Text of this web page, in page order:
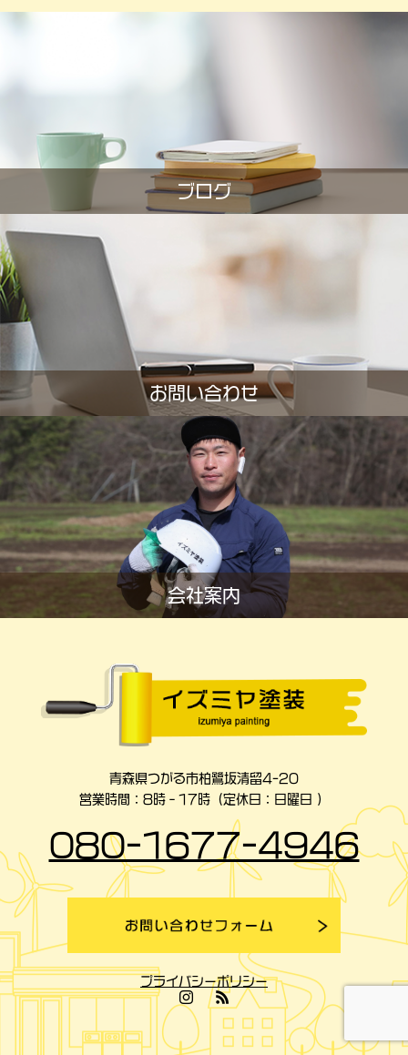
ブログ
お問い合わせ
会社案内
青森県つがる市柏鷺坂清留4-20
営業時間：8時‐17時（定休日：日曜日 ）
080-1677-4946
プライバシーポリシー